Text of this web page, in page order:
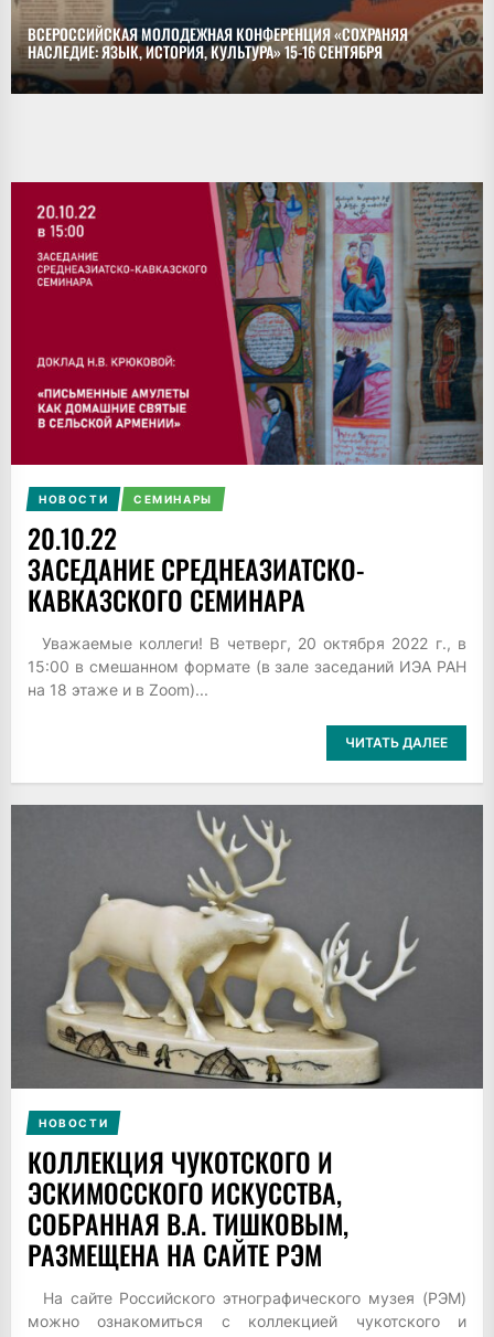
ВСЕРОССИЙСКАЯ МОЛОДЕЖНАЯ КОНФЕРЕНЦИЯ «СОХРАНЯЯ
НАСЛЕДИЕ: ЯЗЫК, ИСТОРИЯ, КУЛЬТУРА» 15-16 СЕНТЯБРЯ
НОВОСТИ СЕМИНАРЫ
20.10.22
ЗАСЕДАНИЕ СРЕДНЕАЗИАТСКО-
КАВКАЗСКОГО СЕМИНАРА
Уважаемые коллеги! В четверг, 20 октября 2022 г., в
15:00 в смешанном формате (в зале заседаний ИЭА РАН
на 18 этаже и в Zoom)...
ЧИТАТЬ ДАЛЕЕ
НОВОСТИ
КОЛЛЕКЦИЯ ЧУКОТСКОГО И
ЭСКИМОССКОГО ИСКУССТВА,
СОБРАННАЯ В.А. ТИШКОВЫМ,
РАЗМЕЩЕНА НА САЙТЕ РЭМ
На сайте Российского этнографического музея (РЭМ)
можно ознакомиться с коллекцией чукотского и